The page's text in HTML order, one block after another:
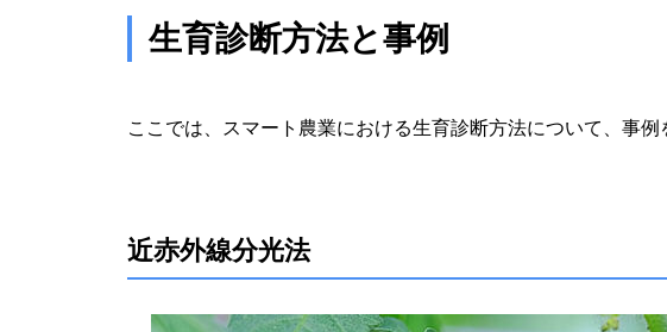
生育診断方法と事例
ここでは、スマート農業における生育診断方法について、事例
近赤外線分光法